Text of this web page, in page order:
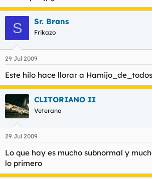
S Sr. Brans
Frikazo
29 Jul 2009
Este hilo hace llorar a Hamijo_de_todos
CLITORIANO II
Veterano
29 Jul 2009
Lo que hay es mucho subnormal y
lo primero